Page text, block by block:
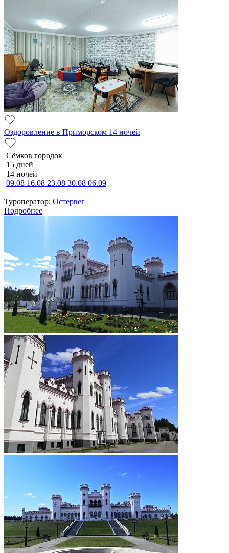
Оздоровление в Приморском 14 ночей
Сёмков городок
15 дней
14 ночей
09.08 16.08 23.08 30.08 06.09
Туроператор: Остервег
Подробнее